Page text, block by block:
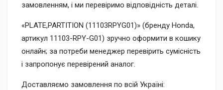
замовленням, і ми перевіримо відповідність деталі.
«PLATE,PARTITION (11103RPYG01)» (бренду Honda,
артикул 11103-RPY-G01) зручно оформити в кошику
онлайн; за потреби менеджер перевірить сумісність
і запропонує перевірений аналог.
Доставляємо замовлення по всій Україні: